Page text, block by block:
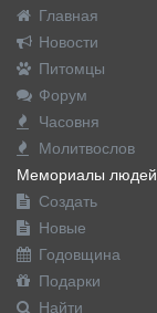
Главная
Новости
Питомцы
Форум
Часовня
Молитвослов
Мемориалы людей
Создать
Новые
Годовщина
Подарки
Найти